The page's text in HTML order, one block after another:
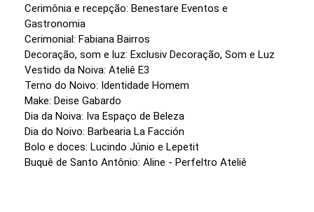
Cerimônia e recepção: Benestare Eventos e
Gastronomia
Cerimonial: Fabiana Bairros
Decoração, som e luz: Exclusiv Decoração, Som e Luz
Vestido da Noiva: Ateliê E3
Terno do Noivo: Identidade Homem
Make: Deise Gabardo
Dia da Noiva: Iva Espaço de Beleza
Dia do Noivo: Barbearia La Facción
Bolo e doces: Lucindo Júnio e Lepetit
Buquê de Santo Antônio: Aline - Perfeltro Ateliê